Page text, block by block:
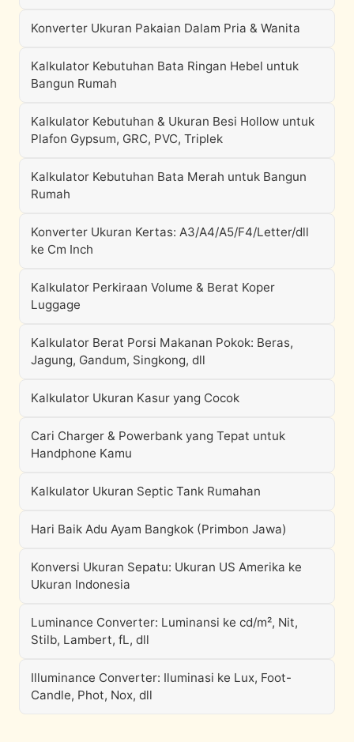
Konverter Ukuran Pakaian Dalam Pria & Wanita
Kalkulator Kebutuhan Bata Ringan Hebel untuk
Bangun Rumah
Kalkulator Kebutuhan & Ukuran Besi Hollow untuk
Plafon Gypsum, GRC, PVC, Triplek
Kalkulator Kebutuhan Bata Merah untuk Bangun
Rumah
Konverter Ukuran Kertas: A3/A4/A5/F4/Letter/dll
ke Cm Inch
Kalkulator Perkiraan Volume & Berat Koper
Luggage
Kalkulator Berat Porsi Makanan Pokok: Beras,
Jagung, Gandum, Singkong, dll
Kalkulator Ukuran Kasur yang Cocok
Cari Charger & Powerbank yang Tepat untuk
Handphone Kamu
Kalkulator Ukuran Septic Tank Rumahan
Hari Baik Adu Ayam Bangkok (Primbon Jawa)
Konversi Ukuran Sepatu: Ukuran US Amerika ke
Ukuran Indonesia
Luminance Converter: Luminansi ke cd/m², Nit,
Stilb, Lambert, fL, dll
Illuminance Converter: Iluminasi ke Lux, Foot-
Candle, Phot, Nox, dll